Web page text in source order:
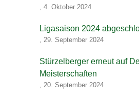
, 4. Oktober 2024
Ligasaison 2024
, 29. September 2024
Stürzelberger erneut auf
Meisterschaften
, 20. September 2024